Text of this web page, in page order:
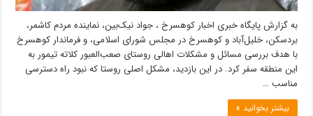
به گزارش پایگاه خبری اخبار کوهسرخ ، جواد نیک‌بین، نماینده مردم کاشمر،
بردسکن، خلیل‌آباد و کوهسرخ در مجلس شورای اسلامی، و فرماندار کوهسرخ
با هدف بررسی مسائل و مشکلات اهالی روستای صعب‌العبور کلاته تیمور به
این منطقه سفر کرد. در این بازدید، مشکل اصلی روستا که نبود راه دسترسی
مناسب …
بیشتر بخوانید »